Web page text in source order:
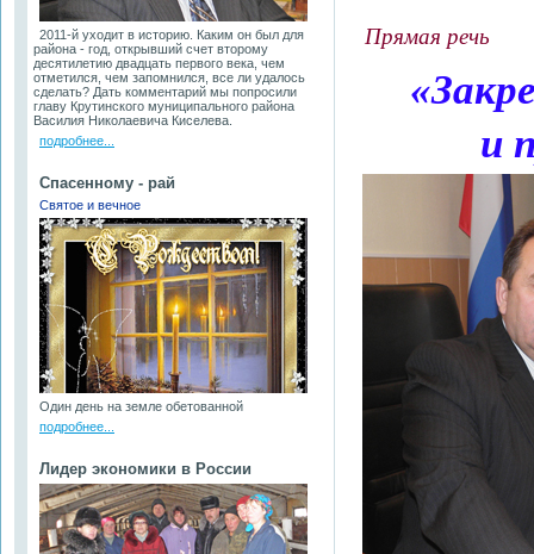
2011-й уходит в историю. Каким он был для
района - год, открывший счет второму
десятилетию двадцать первого века, чем
отметился, чем запомнился, все ли удалось
сделать? Дать комментарий мы попросили
главу Крутинского муниципального района
Василия Николаевича Киселева.
подробнее...
Спасенному - рай
Святое и вечное
Один день на земле обетованной
подробнее...
Лидер экономики в России
Прямая речь
и